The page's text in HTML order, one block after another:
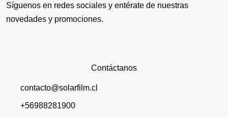
Síguenos en redes sociales y entérate de nuestras
novedades y promociones.
Contáctanos
contacto@solarfilm.cl
+56988281900